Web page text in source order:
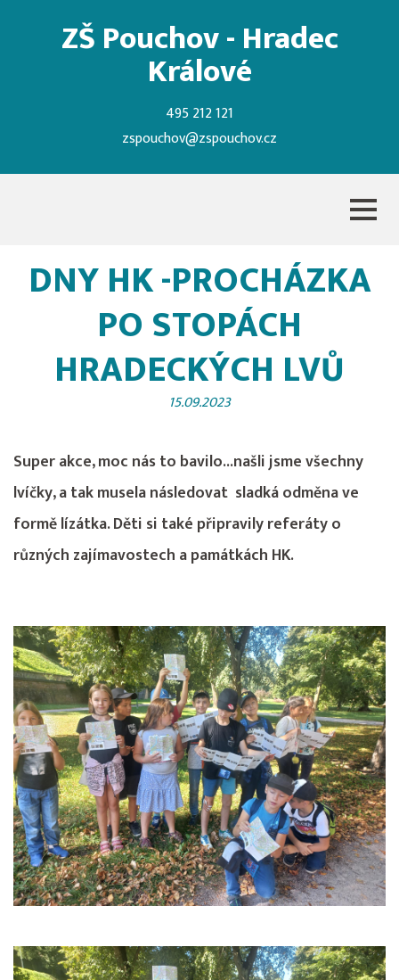
ZŠ Pouchov - Hradec
Králové
495 212 121
zspouchov@zspouchov.cz
DNY HK -PROCHÁZKA
PO STOPÁCH
HRADECKÝCH LVŮ
15.09.2023
Super akce, moc nás to bavilo...našli jsme všechny
lvíčky, a tak musela následovat sladká odměna ve
formě lízátka. Děti si také připravily referáty o
různých zajímavostech a památkách HK.